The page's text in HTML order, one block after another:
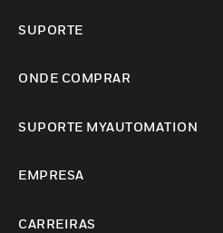
SUPORTE
ONDE COMPRAR
SUPORTE MYAUTOMATION
EMPRESA
CARREIRAS